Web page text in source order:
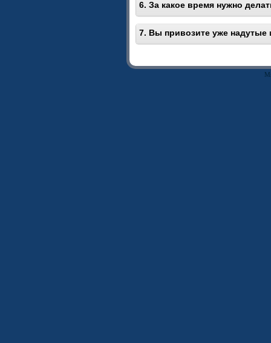
6. За какое время нужно
7. Вы привозите уже